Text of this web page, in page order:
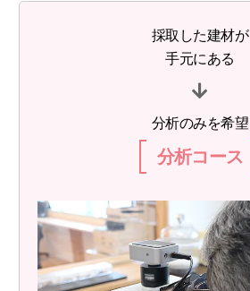
採取した建材が
手元にある
分析のみを希望
分析コース